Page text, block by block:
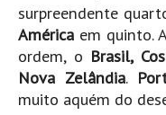
NAZARÉ
Nazaré panoramica praia norte
Nazaré HD
Nazaré Praias Sul
surpreendente
América em quinto.
ordem, o Brasil,
Nova Zelândia.
muito aquém do